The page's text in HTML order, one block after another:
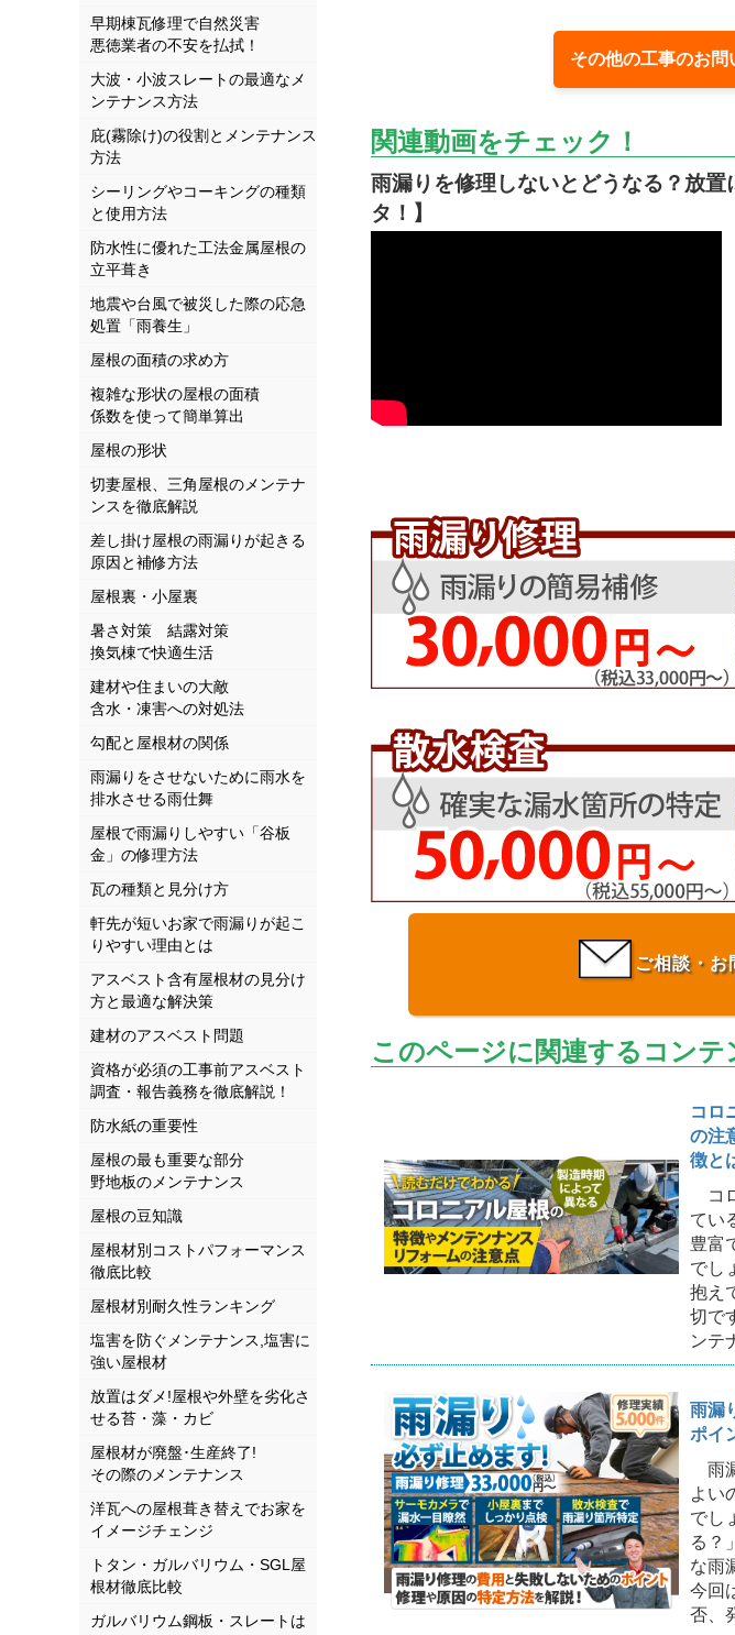
早期棟瓦修理で自然災害
悪徳業者の不安を払拭！
大波・小波スレートの最適なメ
ンテナンス方法
庇(霧除け)の役割とメンテナンス
方法
シーリングやコーキングの種類
と使用方法
防水性に優れた工法金属屋根の
立平葺き
地震や台風で被災した際の応急
処置「雨養生」
屋根の面積の求め方
複雑な形状の屋根の面積
係数を使って簡単算出
屋根の形状
切妻屋根、三角屋根のメンテナ
ンスを徹底解説
差し掛け屋根の雨漏りが起きる
原因と補修方法
屋根裏・小屋裏
暑さ対策 結露対策
換気棟で快適生活
建材や住まいの大敵
含水・凍害への対処法
勾配と屋根材の関係
雨漏りをさせないために雨水を
排水させる雨仕舞
屋根で雨漏りしやすい「谷板
金」の修理方法
瓦の種類と見分け方
軒先が短いお家で雨漏りが起こ
りやすい理由とは
アスベスト含有屋根材の見分け
方と最適な解決策
建材のアスベスト問題
資格が必須の工事前アスベスト
調査・報告義務を徹底解説！
防水紙の重要性
屋根の最も重要な部分
野地板のメンテナンス
屋根の豆知識
屋根材別コストパフォーマンス
徹底比較
屋根材別耐久性ランキング
塩害を防ぐメンテナンス,塩害に
強い屋根材
放置はダメ!屋根や外壁を劣化さ
せる苔・藻・カビ
屋根材が廃盤･生産終了!
その際のメンテナンス
洋瓦への屋根葺き替えでお家を
イメージチェンジ
トタン・ガルバリウム・SGL屋
根材徹底比較
ガルバリウム鋼板・スレートは
その他の工事のお
関連動画をチェック！
雨漏りを修理しないとどうなる？放
タ！】
ご相談・お
このページに関連するコンテ
コロ
の注
徴と
コ
てい
豊富
でし
抱え
切で
ンテ
雨漏
ポイ
雨
よい
でし
る？
な雨
今回
否、